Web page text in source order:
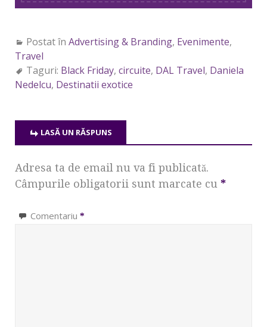
Postat în Advertising & Branding, Evenimente,
Travel
Taguri: Black Friday, circuite, DAL Travel, Daniela
Nedelcu, Destinatii exotice
LASĂ UN RĂSPUNS
Adresa ta de email nu va fi publicată.
Câmpurile obligatorii sunt marcate cu *
Comentariu *